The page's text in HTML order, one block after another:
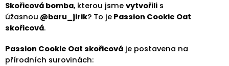
Skořicová bomba, kterou jsme vytvořili s
úžasnou @baru_jirik? To je Passion Cookie Oat
skořicová.
Passion Cookie Oat skořicová je postavena na
přírodních surovinách: